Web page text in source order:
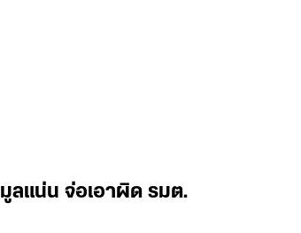
ลแน่น จ่อเอาผิด รมต.